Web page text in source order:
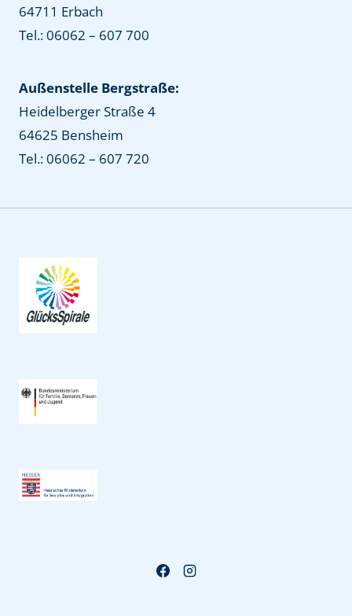
64711 Erbach
Tel.: 06062 – 607 700
Außenstelle Bergstraße:
Heidelberger Straße 4
64625 Bensheim
Tel.: 06062 – 607 720